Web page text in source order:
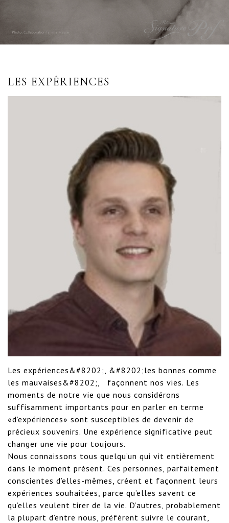
LES EXPÉRIENCES
Les expériences&#8202;, &#8202;les bonnes comme
les mauvaises&#8202;,   façonnent nos vies. Les
moments de notre vie que nous considérons
suffisamment importants pour en parler en terme
«d’expériences» sont susceptibles de devenir de
précieux souvenirs. Une expérience significative peut
changer une vie pour toujours.
Nous connaissons tous quelqu’un qui vit entièrement
dans le moment présent. Ces personnes, parfaitement
conscientes d’elles-mêmes, créent et façonnent leurs
expériences souhaitées, parce qu’elles savent ce
qu’elles veulent tirer de la vie. D’autres, probablement
la plupart d’entre nous, préfèrent suivre le courant,